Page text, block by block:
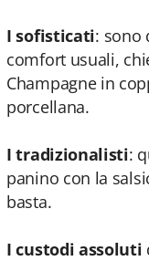
I sofisticati: sono
comfort usuali,
Champagne in
porcellana.
I tradizionalisti:
panino con la
basta.
I custodi assoluti